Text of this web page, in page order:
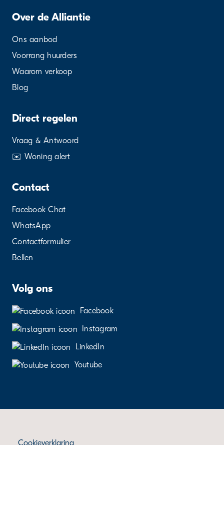
Over de Alliantie
Ons aanbod
Voorrang huurders
Waarom verkoop
Blog
Direct regelen
Vraag & Antwoord
✉️ Woning alert
Contact
Facebook Chat
WhatsApp
Contactformulier
Bellen
Volg ons
Facebook
Instagram
LinkedIn
Youtube
Cookieverklaring